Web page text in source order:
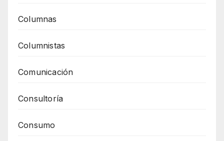
Columnas
Columnistas
Comunicación
Consultoría
Consumo